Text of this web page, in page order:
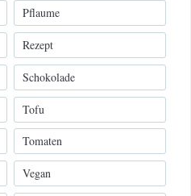
Pflaume
Rezept
Schokolade
Tofu
Tomaten
Vegan